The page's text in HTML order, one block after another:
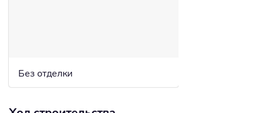
Без отделки